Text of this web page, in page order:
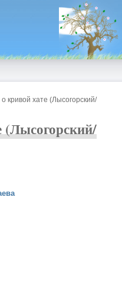
кривой хате (Лысогорский/
(Лысогорский/